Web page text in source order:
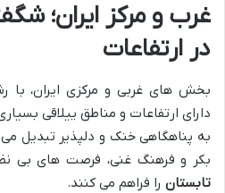
غرب و مرکز ایران؛
در ارتفاعات
بخش های غربی و مرکزی ایران، با
دارای ارتفاعات و مناطق ییلاقی
به پناهگاهی خنک و دلپذیر تبدیل
بکر و فرهنگ غنی، فرصت های بی
تابستان را فراهم می کنند.